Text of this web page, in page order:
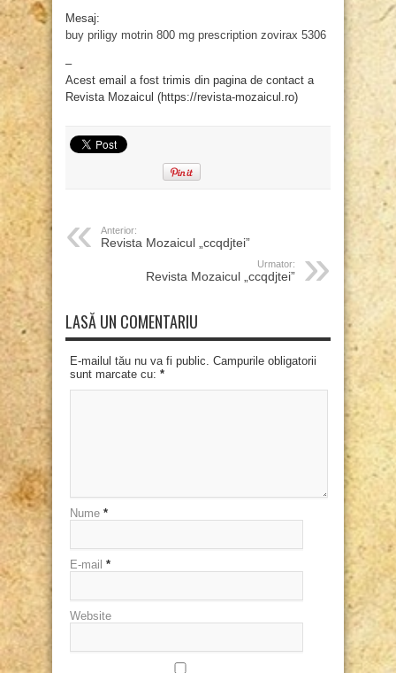
Mesaj:
buy priligy motrin 800 mg prescription zovirax 5306
–
Acest email a fost trimis din pagina de contact a
Revista Mozaicul (https://revista-mozaicul.ro)
Anterior:
Revista Mozaicul „ccqdjtei”
Urmator:
Revista Mozaicul „ccqdjtei”
LASĂ UN COMENTARIU
E-mailul tău nu va fi public. Campurile obligatorii
sunt marcate cu: *
Nume *
E-mail *
Website